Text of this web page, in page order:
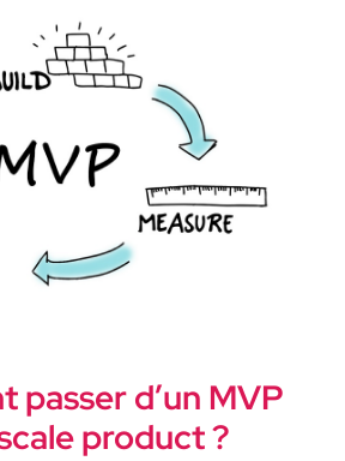
passer d’un MVP
product ?